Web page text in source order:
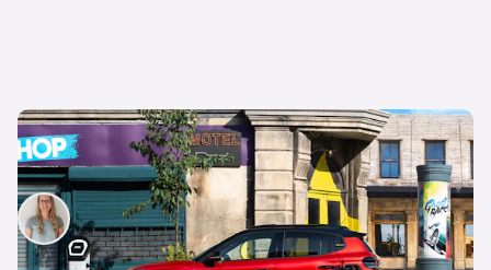
Ein Citroen e-C3 für 7.990 € – so holst du dir den
E-Kleinwagen zum Sparpreis!
Irene Wallner
27. Januar 2026